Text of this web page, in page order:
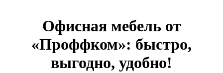
Офисная мебель от
«Проффком»: быстро,
выгодно, удобно!